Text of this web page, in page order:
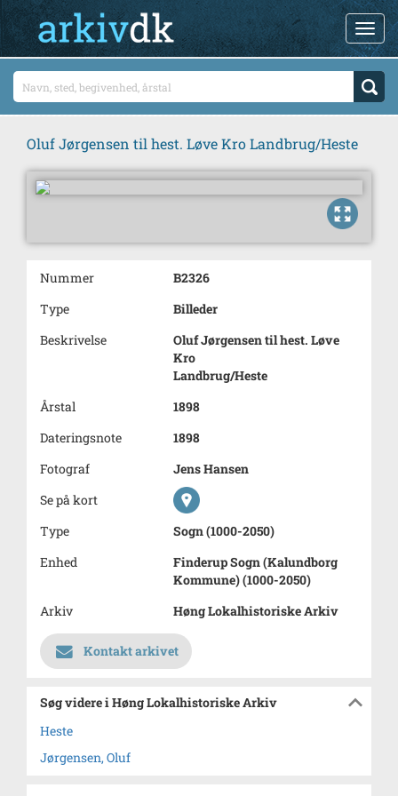
Oluf Jørgensen til hest. Løve Kro Landbrug/Heste
Nummer
B2326
Type
Billeder
Beskrivelse
Oluf Jørgensen til hest. Løve
Kro
Landbrug/Heste
Årstal
1898
Dateringsnote
1898
Fotograf
Jens Hansen
Se på kort
Type
Sogn (1000-2050)
Enhed
Finderup Sogn (Kalundborg
Kommune) (1000-2050)
Arkiv
Høng Lokalhistoriske Arkiv
Kontakt arkivet
Søg videre i Høng Lokalhistoriske Arkiv
Heste
Jørgensen, Oluf